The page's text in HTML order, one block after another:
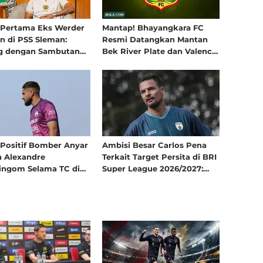
Cipta Cendikia FA dan Misi
Membina Atlet Cerdas: Merekrut
Banyak Lulusan MilkLife Soccer
Challenge dan Tampil di
HYDROPLUS Soccer League
3 minggu yang lalu
Eks Werder
di PSS Sleman:
dengan Sambutan
Mantap! Bhayangkara FC
Resmi Datangkan Mantan
Bek River Plate dan Valencia
Sibille
Positif Bomber Anyar
Alexandre
Selama TC di
Ambisi Besar Carlos Pena
Terkait Target Persita di BRI
Super League 2026/2027: